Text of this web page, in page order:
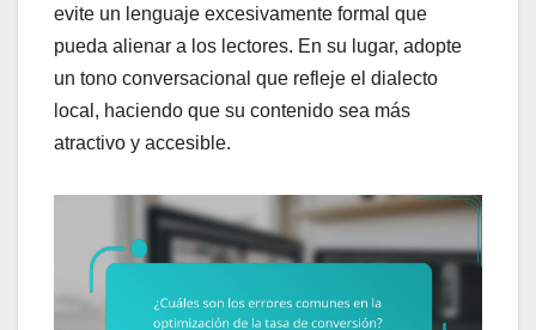
evite un lenguaje excesivamente formal que
pueda alienar a los lectores. En su lugar, adopte
un tono conversacional que refleje el dialecto
local, haciendo que su contenido sea más
atractivo y accesible.